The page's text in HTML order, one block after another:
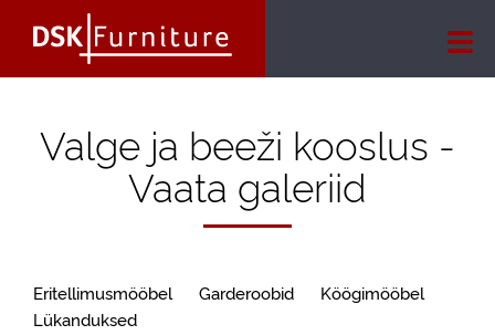
Valge ja beeži kooslus -
Vaata galeriid
Eritellimusmööbel Garderoobid
Köögimööbel
Lükanduksed